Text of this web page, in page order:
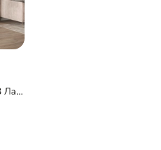
Распашной шкаф Шармель-3 Лайф с зеркалом и антресолью